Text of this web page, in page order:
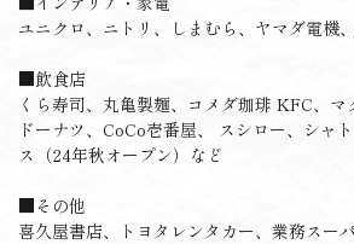
ユニクロ、ニトリ、しまむら、ヤマダ電機
■飲食店
くら寿司、丸亀製麺、コメダ珈琲 KFC、マ
ドーナツ、CoCo壱番屋、
スシロー、シャ
ス（24年秋オープン）など
■その他
喜久屋書店、トヨタレンタカー、業務スー